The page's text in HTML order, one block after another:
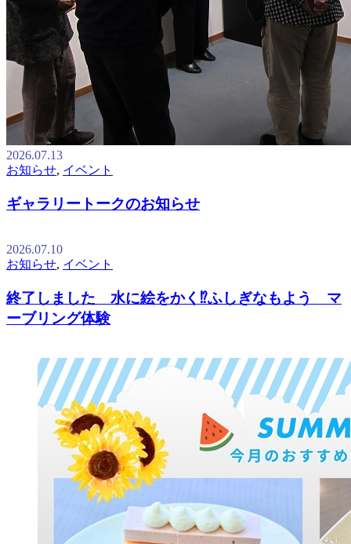
2026.07.13
お知らせ, イベント
ギャラリートークのお知らせ
2026.07.10
お知らせ, イベント
終了しました 水に絵をかく⁉ふしぎなもよう マ
ーブリング体験